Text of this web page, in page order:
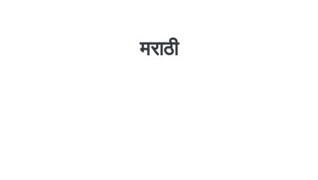
मराठी